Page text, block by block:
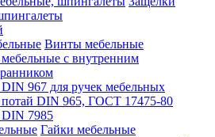
Винты мебельные
с внутренним
967 для ручек мебельных
DIN 965, ГОСТ 17475-80
7985
Гайки мебельные